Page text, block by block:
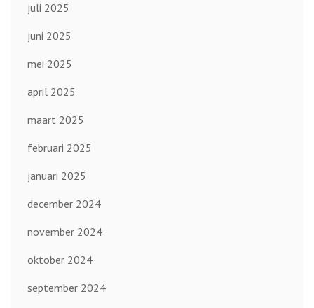
juli 2025
juni 2025
mei 2025
april 2025
maart 2025
februari 2025
januari 2025
december 2024
november 2024
oktober 2024
september 2024